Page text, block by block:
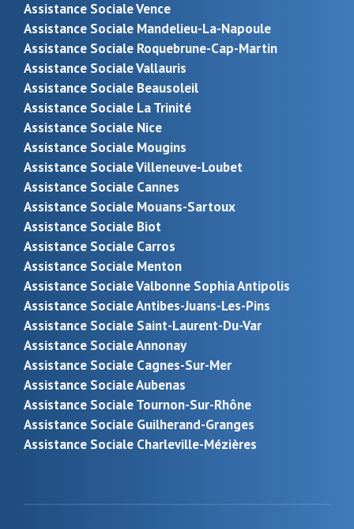
Assistance Sociale Vence
Assistance Sociale Mandelieu-La-Napoule
Assistance Sociale Roquebrune-Cap-Martin
Assistance Sociale Vallauris
Assistance Sociale Beausoleil
Assistance Sociale La Trinité
Assistance Sociale Nice
Assistance Sociale Mougins
Assistance Sociale Villeneuve-Loubet
Assistance Sociale Cannes
Assistance Sociale Mouans-Sartoux
Assistance Sociale Biot
Assistance Sociale Carros
Assistance Sociale Menton
Assistance Sociale Valbonne Sophia Antipolis
Assistance Sociale Antibes-Juans-Les-Pins
Assistance Sociale Saint-Laurent-Du-Var
Assistance Sociale Annonay
Assistance Sociale Cagnes-Sur-Mer
Assistance Sociale Aubenas
Assistance Sociale Tournon-Sur-Rhône
Assistance Sociale Guilherand-Granges
Assistance Sociale Charleville-Mézières